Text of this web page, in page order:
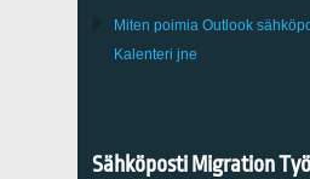
Miten poimia Outlook
Kalenteri jne
Sähköposti Migration